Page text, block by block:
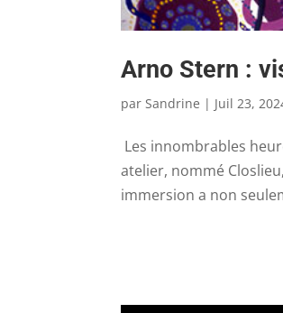
Arno Stern :
parSandrine | Juil 23,
Les innombrables
atelier, nommé
immersion a non